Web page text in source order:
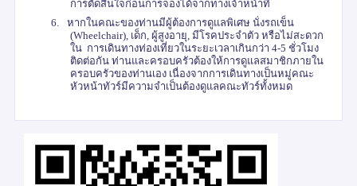
การตัดสินใจก่อนการจองได้จากทางเจ้าหน้าที่
6.
หากในคณะของท่านมีผู้ต้องการดูแลพิเศษ นั่งรถเข็น
(Wheelchair), เด็ก ผู้สูงอายุ มีโรคประจำตัว หรือไม่สะดวก
ใน การเดินทางท่องเที่ยวในระยะเวลาเกินกว่า 4-5 ชั่วโมง
ติดต่อกัน ท่านและครอบครัวต้องให้การดูแลสมาชิกภายใน
ครอบครัวของท่านเอง เนื่องจากการเดินทางเป็นหมู่คณะ
หัวหน้าทัวร์มีความจำเป็นต้องดูแลคณะทัวร์ทั้งหมด